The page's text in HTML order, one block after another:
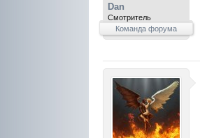
Dan
Смотритель
Команда форума